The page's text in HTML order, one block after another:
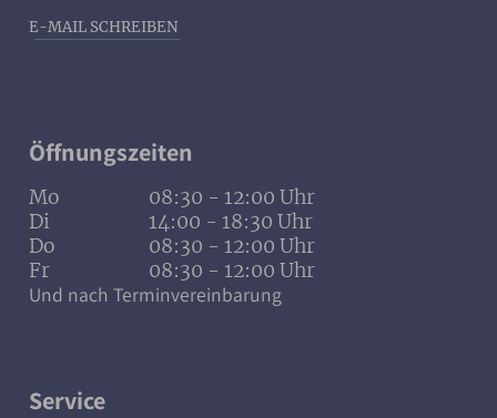
E-MAIL SCHREIBEN
Öffnungszeiten
Mo
08:30 - 12:00 Uhr
Di
14:00 - 18:30 Uhr
Do
08:30 - 12:00 Uhr
Fr
08:30 - 12:00 Uhr
Und nach Terminvereinbarung
Service